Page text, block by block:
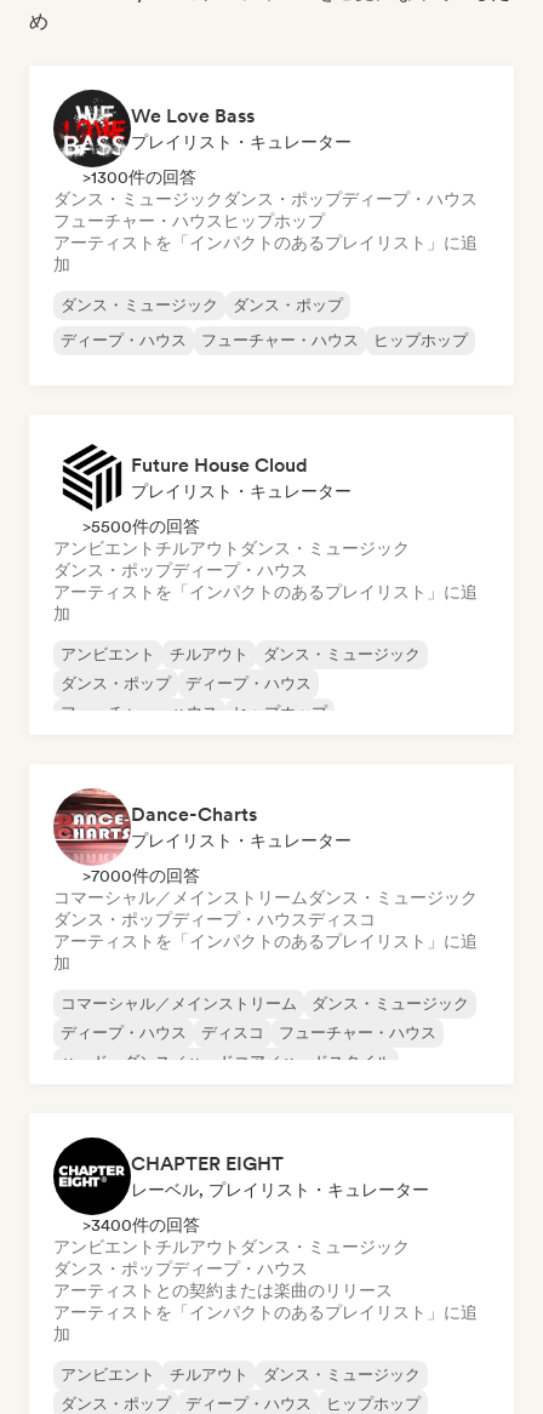
め
We Love Bass
プレイリスト・キュレーター
>1300件の回答
ダンス・ミュージック ダンス・ポップディープ・ハウス
フューチャー・ハウス ヒップホップ
アーティストを「インパクトのあるプレイリスト」に追
加
ダンス・ミュージック
ダンス・ポップ
ディープ・ハウス
フューチャー・ハウス ヒップホップ
Future House Cloud
プレイリスト・キュレーター
>5500件の回答
アンビエント チルアウト ダンス・ミュージック
ダンス・ポップディープ・ハウス
アーティストを「インパクトのあるプレイリスト」に追
加
アンビエント チルアウト
ダンス・ミュージック
ダンス・ポップ
ディープ・ハウス
フューチャー・ハウス
ヒップホップ
Dance-Charts
プレイリスト・キュレーター
>7000件の回答
コマーシャル／メインストリーム ダンス・ミュージック
ダンス・ポップディープ・ハウスディスコ
アーティストを「インパクトのあるプレイリスト」に追
加
コマーシャル／メインストリーム
ダンス・ミュージック
ディープ・ハウス
ディスコ
フューチャー・ハウス
ハード・ダンス／ハードコア／ハードスタイル
CHAPTER EIGHT
レーベル, プレイリスト・キュレーター
>3400件の回答
アンビエント チルアウト ダンス・ミュージック
ダンス・ポップディープ・ハウス
アーティストとの契約または楽曲のリリース
アーティストを「インパクトのあるプレイリスト」に追
加
アンビエント チルアウト
ダンス・ミュージック
ダンス・ポップ
ディープ・ハウス
ヒップホップ